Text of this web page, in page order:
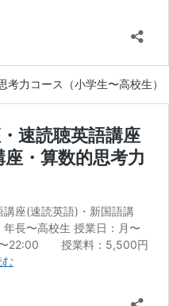
力コース（小学生〜高校生）